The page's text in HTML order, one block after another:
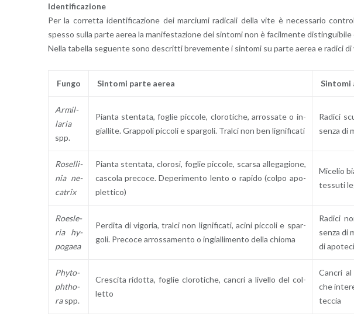
Iden­ti­fi­ca­zio­ne
Per la cor­ret­ta iden­ti­fi­ca­zio­ne dei mar­ciu­mi ra­di­ca­li della vite è ne­ces­sa­rio
spes­so sulla parte aerea la ma­ni­fe­sta­zio­ne dei sin­to­mi non è fa­cil­men­te
Nella ta­bel­la se­guen­te sono de­scrit­ti bre­ve­men­te i sin­to­mi su parte aerea e ra­di­ci
Fungo Sin­to­mi parte aerea Sin­to­mi
Ar­mil­
la­ria
spp.
Pian­ta sten­ta­ta, fo­glie pic­co­le, clo­ro­ti­che, ar­ros­sa­te o in­
gial­li­te. Grap­po­li pic­co­li e spar­go­li. Tral­ci non ben li­gni­fi­ca­ti
Ra­di­ci
sen­za di
Ro­sel­li­
nia ne­
ca­trix
Pian­ta sten­ta­ta, clo­ro­si, fo­glie pic­co­le, scar­sa al­le­ga­gio­ne,
ca­sco­la pre­co­ce. De­pe­ri­men­to lento o ra­pi­do (colpo apo­
plet­ti­co)
Mi­ce­lio
tes­su­ti
Roe­sle­
ria hy­
po­gaea
Per­di­ta di vi­go­ria, tral­ci non li­gni­fi­ca­ti, acini pic­co­li e spar­
go­li. Pre­co­ce ar­ros­sa­men­to o in­gial­li­men­to della chio­ma
Ra­di­ci
sen­za di
di apo­te­ci
Phy­to­
ph­tho­
raspp.
Cre­sci­ta ri­dot­ta, fo­glie clo­ro­ti­che, can­cri a li­vel­lo del col­
let­to
Can­cri
che
tec­cia